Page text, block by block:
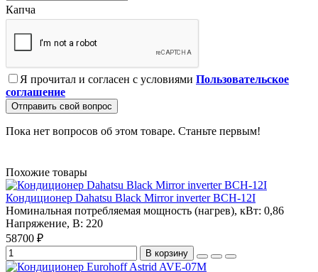
Капча
Я прочитал и согласен с условиями Пользовательское
соглашение
Отправить свой вопрос
Пока нет вопросов об этом товаре. Станьте первым!
Похожие товары
Кондиционер Dahatsu Black Mirror inverter BCH-12I
Номинальная потребляемая мощность (нагрев), кВт: 0,86
Напряжение, В: 220
58700 ₽
В корзину